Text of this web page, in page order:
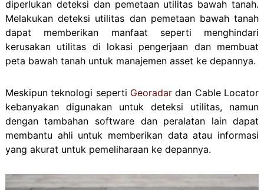
diperlukan deteksi dan pemetaan utilitas bawah tanah.
Melakukan deteksi utilitas dan pemetaan bawah tanah
dapat memberikan manfaat seperti menghindari
kerusakan utilitas di lokasi pengerjaan dan membuat
peta bawah tanah untuk manajemen asset ke depannya.
Meskipun teknologi seperti Georadar dan Cable Locator
kebanyakan digunakan untuk deteksi utilitas, namun
dengan tambahan software dan peralatan lain dapat
membantu ahli untuk memberikan data atau informasi
yang akurat untuk pemeliharaan ke depannya.